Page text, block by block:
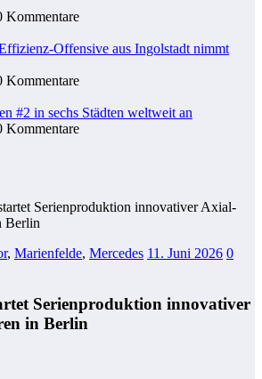
Kommentare
Offensive aus Ingolstadt nimmt
Kommentare
#2 in sechs Städten weltweit an
Kommentare
Serienproduktion innovativer Axial-
Berlin
, Marienfelde, Mercedes 11. Juni 2026 0
Serienproduktion innovativer
in Berlin